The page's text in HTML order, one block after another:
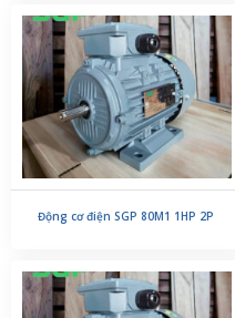
Động cơ điện SGP 80M1 1HP 2P